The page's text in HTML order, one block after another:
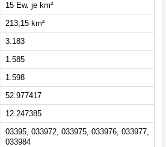
15 Ew. je km²
213,15 km²
3.183
1.585
1.598
52.977417
12.247385
03395, 033972, 033975, 033976, 033977,
033984